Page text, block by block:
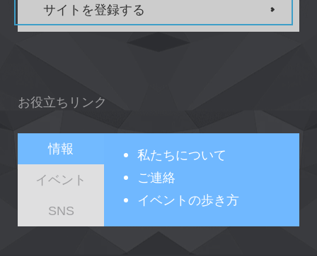
サイトを登録する
お役立ちリンク
情報
イベント
SNS
私たちについて
ご連絡
イベントの歩き方